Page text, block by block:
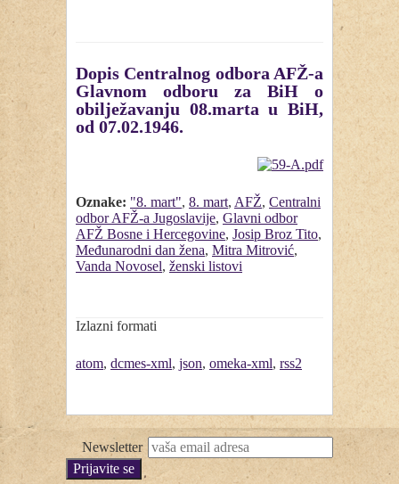
Dopis Centralnog odbora AFŽ-a
Glavnom odboru za BiH o
obilježavanju 08.marta u BiH,
od 07.02.1946.
Oznake: "8. mart", 8. mart, AFŽ, Centralni
odbor AFŽ-a Jugoslavije, Glavni odbor
AFŽ Bosne i Hercegovine, Josip Broz Tito,
Međunarodni dan žena, Mitra Mitrović,
Vanda Novosel, ženski listovi
Izlazni formati
atom, dcmes-xml, json, omeka-xml, rss2
Newsletter